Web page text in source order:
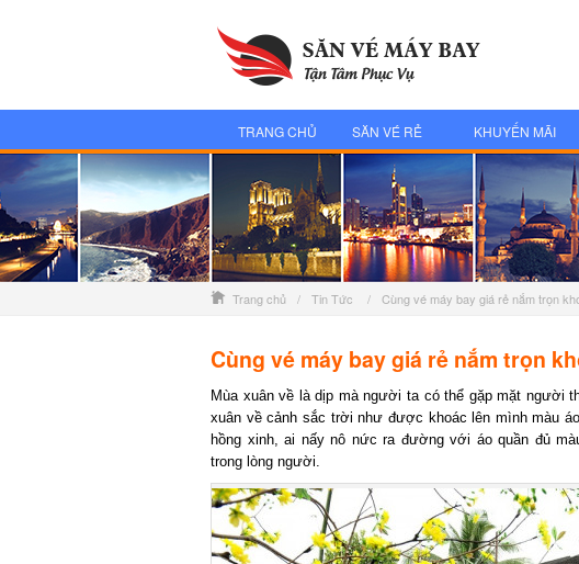
TRANG CHỦ SĂN VÉ RẺ KHUYẾN MÃI
Trang chủ / Tin Tức / Cùng vé máy bay giá rẻ nắm trọn
Cùng vé máy bay giá rẻ nắm trọn
Mùa xuân về là dịp mà người ta có thể gặp mặt người
xuân về cảnh sắc trời như được khoác lên mình màu
hồng xinh, ai nấy nô nức ra đường với áo quần đủ
trong lòng người.